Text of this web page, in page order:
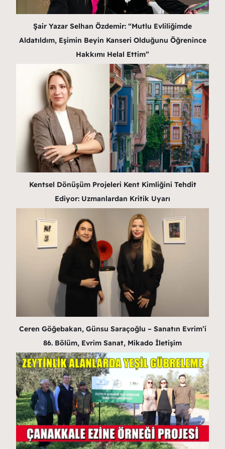
Şair Yazar Selhan Özdemir: “Mutlu Evliliğimde
Aldatıldım, Eşimin Beyin Kanseri Olduğunu Öğrenince
Hakkımı Helal Ettim”
Kentsel Dönüşüm Projeleri Kent Kimliğini Tehdit
Ediyor: Uzmanlardan Kritik Uyarı
Ceren Göğebakan, Günsu Saraçoğlu – Sanatın Evrim’i
86. Bölüm, Evrim Sanat, Mikado İletişim